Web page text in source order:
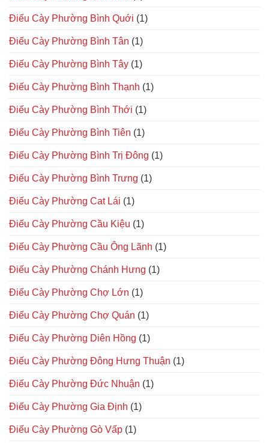
Điếu Cày Phường Bình Quới (1)
Điếu Cày Phường Bình Tân (1)
Điếu Cày Phường Bình Tây (1)
Điếu Cày Phường Bình Thạnh (1)
Điếu Cày Phường Bình Thới (1)
Điếu Cày Phường Bình Tiên (1)
Điếu Cày Phường Bình Trị Đông (1)
Điếu Cày Phường Bình Trưng (1)
Điếu Cày Phường Cat Lái (1)
Điếu Cày Phường Cầu Kiệu (1)
Điếu Cày Phường Cầu Ông Lãnh (1)
Điếu Cày Phường Chánh Hưng (1)
Điếu Cày Phường Chợ Lớn (1)
Điếu Cày Phường Chợ Quán (1)
Điếu Cày Phường Diên Hồng (1)
Điếu Cày Phường Đông Hưng Thuận (1)
Điếu Cày Phường Đức Nhuận (1)
Điếu Cày Phường Gia Định (1)
Điếu Cày Phường Gò Vấp (1)